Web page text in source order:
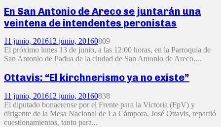
En San Antonio de Areco se juntarán una
veintena de intendentes peronistas
11 junio, 201612 junio, 20160809
El próximo lunes 13 de junio, a las 12:00 horas, en la Parroquia de
San Antonio de Padua de la ciudad de San Antonio de Areco,...
Ottavis: “El kirchnerismo ya no existe”
11 junio, 201612 junio, 20160838
El diputado bonaerense por el Frente para la Victoria (FpV) y
dirigente de la Mesa Nacional de La Cámpora, José Ottavis, repartió
cuestionamientos, tanto para...